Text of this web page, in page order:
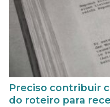
Preciso contribuir
do roteiro para